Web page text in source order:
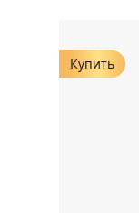
Купить